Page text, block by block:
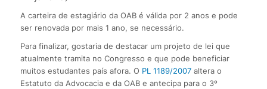
A carteira de estagiário da OAB é válida por 2 anos e pode
ser renovada por mais 1 ano, se necessário.
Para finalizar, gostaria de destacar um projeto de lei que
atualmente tramita no Congresso e que pode beneficiar
muitos estudantes país afora. O PL 1189/2007altera o
Estatuto da Advocacia e da OAB e antecipa para o 3º